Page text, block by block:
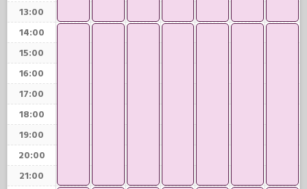
13:00
14:00
15:00
16:00
17:00
18:00
19:00
20:00
21:00